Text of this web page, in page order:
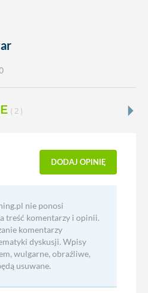
( 2 )
DODAJ OPINIĘ
nie ponosi
treść komentarzy i opinii.
komentarzy
dyskusji. Wpisy
wulgarne, obraźliwe,
usuwane.